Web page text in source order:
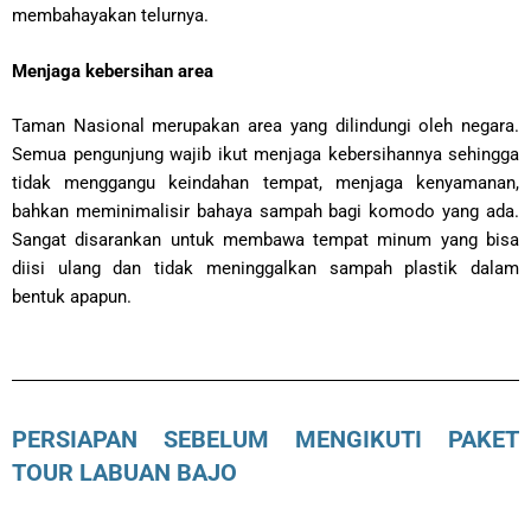
membahayakan telurnya.
Menjaga kebersihan area
Taman Nasional merupakan area yang dilindungi oleh negara.
Semua pengunjung wajib ikut menjaga kebersihannya sehingga
tidak menggangu keindahan tempat, menjaga kenyamanan,
bahkan meminimalisir bahaya sampah bagi komodo yang ada.
Sangat disarankan untuk membawa tempat minum yang bisa
diisi ulang dan tidak meninggalkan sampah plastik dalam
bentuk apapun.
PERSIAPAN SEBELUM MENGIKUTI PAKET
TOUR LABUAN BAJO